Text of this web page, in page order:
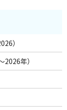
）
年）